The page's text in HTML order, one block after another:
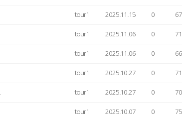
tour1 2025.11.15 0
tour1 2025.11.06 0
tour1 2025.11.06 0
tour1 2025.10.27 0
tour1 2025.10.27 0
tour1 2025.10.07 0